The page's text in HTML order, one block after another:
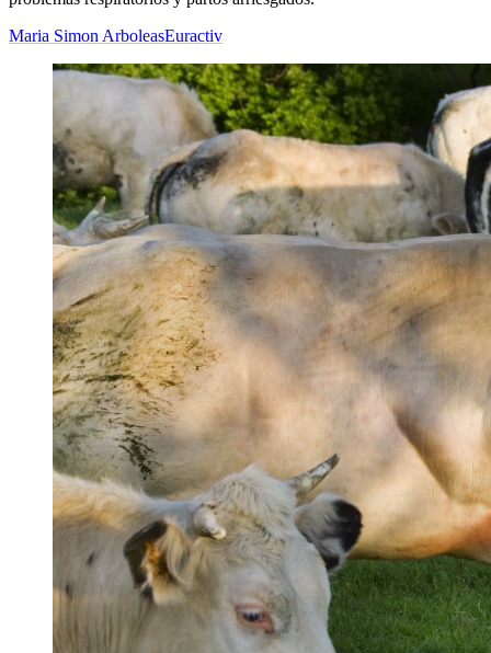
Maria Simon ArboleasEuractiv